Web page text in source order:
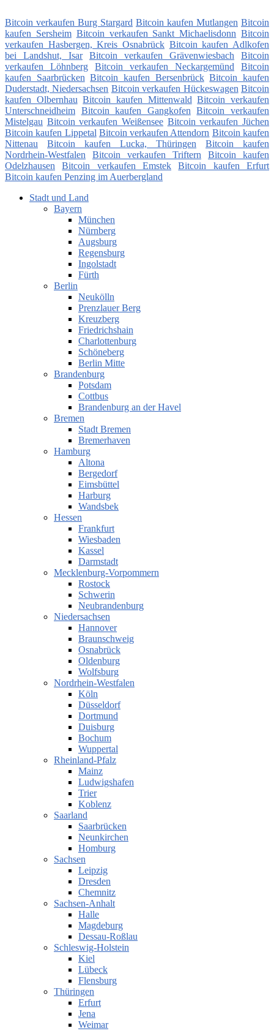
Bitcoin verkaufen Burg Stargard Bitcoin kaufen Mutlangen Bitcoin
kaufen Sersheim Bitcoin verkaufen Sankt Michaelisdonn Bitcoin
verkaufen Hasbergen, Kreis Osnabrück Bitcoin kaufen Adlkofen
bei Landshut, Isar
Bitcoin verkaufen Grävenwiesbach
Bitcoin
verkaufen Löhnberg
Bitcoin verkaufen Neckargemünd
Bitcoin
kaufen Saarbrücken Bitcoin kaufen Bersenbrück Bitcoin kaufen
Duderstadt, Niedersachsen Bitcoin verkaufen Hückeswagen Bitcoin
kaufen Olbernhau Bitcoin kaufen Mittenwald Bitcoin verkaufen
Unterschneidheim Bitcoin kaufen Gangkofen
Bitcoin verkaufen
Mistelgau Bitcoin verkaufen Weißensee Bitcoin verkaufen Jüchen
Bitcoin kaufen Lippetal Bitcoin verkaufen Attendorn Bitcoin kaufen
Nittenau
Bitcoin kaufen Lucka, Thüringen
Bitcoin kaufen
Nordrhein-Westfalen
Bitcoin verkaufen Triftern
Bitcoin kaufen
Odelzhausen
Bitcoin verkaufen Emstek
Bitcoin kaufen Erfurt
Bitcoin kaufen Penzing im Auerbergland
Stadt und Land
Bayern
München
Nürnberg
Augsburg
Regensburg
Ingolstadt
Fürth
Berlin
Neukölln
Prenzlauer Berg
Kreuzberg
Friedrichshain
Charlottenburg
Schöneberg
Berlin Mitte
Brandenburg
Potsdam
Cottbus
Brandenburg an der Havel
Bremen
Stadt Bremen
Bremerhaven
Hamburg
Altona
Bergedorf
Eimsbüttel
Harburg
Wandsbek
Hessen
Frankfurt
Wiesbaden
Kassel
Darmstadt
Mecklenburg-Vorpommern
Rostock
Schwerin
Neubrandenburg
Niedersachsen
Hannover
Braunschweig
Osnabrück
Oldenburg
Wolfsburg
Nordrhein-Westfalen
Köln
Düsseldorf
Dortmund
Duisburg
Bochum
Wuppertal
Rheinland-Pfalz
Mainz
Ludwigshafen
Trier
Koblenz
Saarland
Saarbrücken
Neunkirchen
Homburg
Sachsen
Leipzig
Dresden
Chemnitz
Sachsen-Anhalt
Halle
Magdeburg
Dessau-Roßlau
Schleswig-Holstein
Kiel
Lübeck
Flensburg
Thüringen
Erfurt
Jena
Weimar